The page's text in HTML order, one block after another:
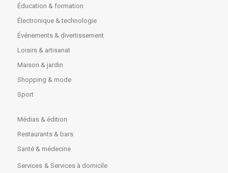
Éducation & formation
Électronique & technologie
Événements & divertissement
Loisirs & artisanat
Maison & jardin
Shopping & mode
Sport
Médias & édition
Restaurants & bars
Santé & médecine
Services & Services à domicile